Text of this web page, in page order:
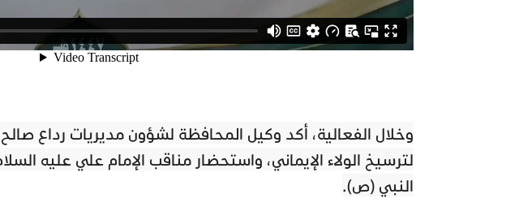
وخلال الفعالية، أكد وكيل المحافظة لشؤون مديريات رداع
لترسيخ الولاء الإيماني، واستحضار مناقب الإمام علي عليه
النبي (ص).